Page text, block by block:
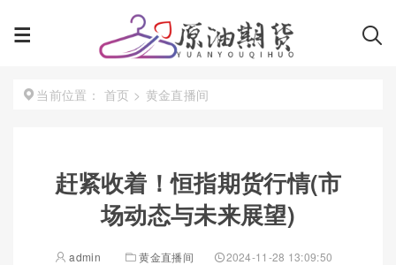
当前位置： 首页 > 黄金直播间
赶紧收着！恒指期货行情(市
场动态与未来展望)
admin 黄金直播间 2024-11-28 13:09:50